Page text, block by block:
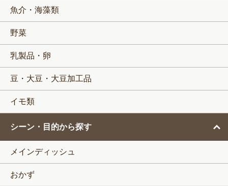
魚介・海藻類
野菜
乳製品・卵
豆・大豆・大豆加工品
イモ類
シーン・目的から探す
メインディッシュ
おかず